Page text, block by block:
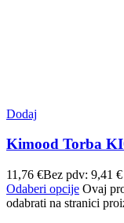
Dodaj
Kimood Torba
11,76 €Bez pdv: 9,41 €
Odaberi opcije Ovaj
odabrati na stranici